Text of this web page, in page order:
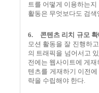
트를 어떻게 이용하는
활동은 무엇보다도 검
6. 콘텐츠 리치 규모 확
모션 활동을 잘 진행하
의 트래픽을 넘어서고
전에는 웹사이트에 게
텐츠를 게재하기 이전
략을 수립해야 한다.